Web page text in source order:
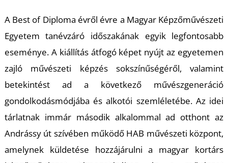
A Best of Diploma évről évre a Magyar Képzőművészeti
Egyetem tanévzáró időszakának egyik legfontosabb
eseménye. A kiállítás átfogó képet nyújt az egyetemen
zajló művészeti képzés sokszínűségéről, valamint
betekintést ad a következő művészgeneráció
gondolkodásmódjába és alkotói szemléletébe. Az idei
tárlatnak immár második alkalommal ad otthont az
Andrássy út szívében működő HAB művészeti központ,
amelynek küldetése hozzájárulni a magyar kortárs